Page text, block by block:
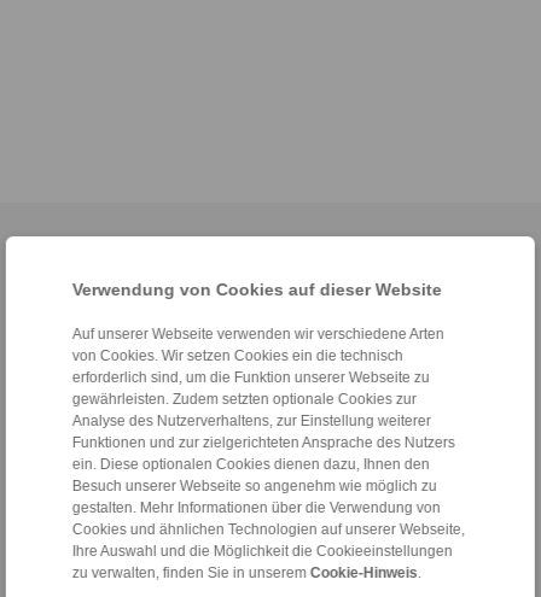
Verwendung von Cookies auf dieser Website
Auf unserer Webseite verwenden wir verschiedene Arten
von Cookies. Wir setzen Cookies ein die technisch
erforderlich sind, um die Funktion unserer Webseite zu
gewährleisten. Zudem setzten optionale Cookies zur
Analyse des Nutzerverhaltens, zur Einstellung weiterer
Funktionen und zur zielgerichteten Ansprache des Nutzers
ein. Diese optionalen Cookies dienen dazu, Ihnen den
Besuch unserer Webseite so angenehm wie möglich zu
gestalten. Mehr Informationen über die Verwendung von
Cookies und ähnlichen Technologien auf unserer Webseite,
Ihre Auswahl und die Möglichkeit die Cookieeinstellungen
zu verwalten, finden Sie in unserem Cookie-Hinweis
Produkte
Übersicht
Freiläufe
Bremsen
Welle-Nabe-Verbindungen
Schwerlastkupplungen
Industriekupplungen